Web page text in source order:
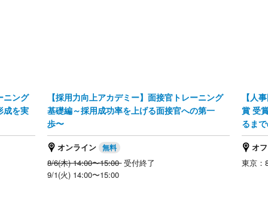
ニング
成を実
【採用力向上アカデミー】面接官トレーニング
基礎編～採用成功率を上げる面接官への第一
歩〜
オンライン
8/6(木) 14:00〜15:00受付終了
9/1(火) 14:00〜15:00
【人
賞 受
るま
オ
東京：